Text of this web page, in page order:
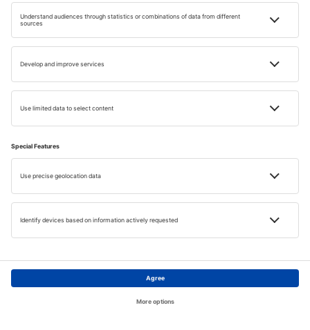
zpřístupněna krátce po skončení 2. světové války.
Letenky do Frankfurtu